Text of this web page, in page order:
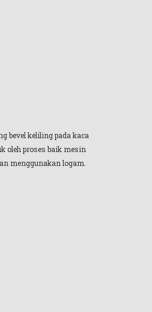
bevel keliling pada kaca
oleh proses baik mesin
menggunakan logam.